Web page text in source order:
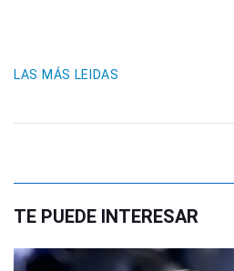
LAS MÁS LEIDAS
TE PUEDE INTERESAR